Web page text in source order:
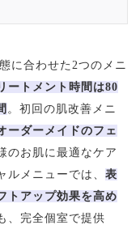
に合わせた2つのメニ
ートメント時間は80
。初回の肌改善メニ
ーダーメイドのフェ
のお肌に最適なケア
ルメニューでは、 表
トアップ効果を高め
、完全個室で提供